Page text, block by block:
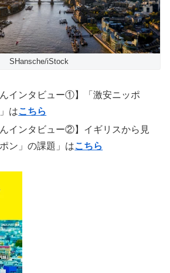
SHansche/iStock
んインタビュー①】「激安ニッポ
はこちら
んインタビュー②】イギリスから見
ン」の課題」はこちら